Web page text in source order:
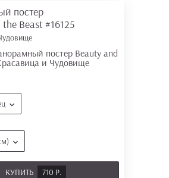
постер
the Beast #16125
КУПИТЬ 710 Р.